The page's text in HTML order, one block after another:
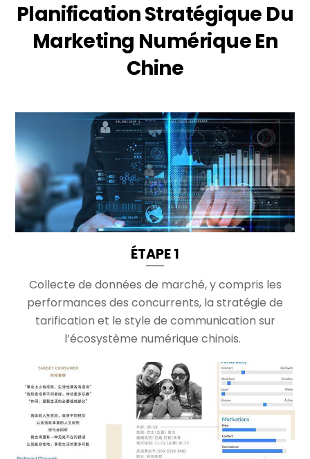
Planification Stratégique Du
Marketing Numérique En
Chine
ÉTAPE 1
Collecte de données de marché, y compris les
performances des concurrents, la stratégie de
tarification et le style de communication sur
l’écosystème numérique chinois.